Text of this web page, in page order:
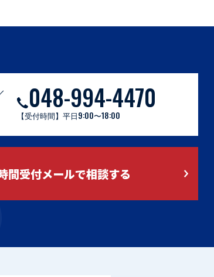
048-994-4470
【受付時間】平日9:00〜18:00
間受付メールで相談する